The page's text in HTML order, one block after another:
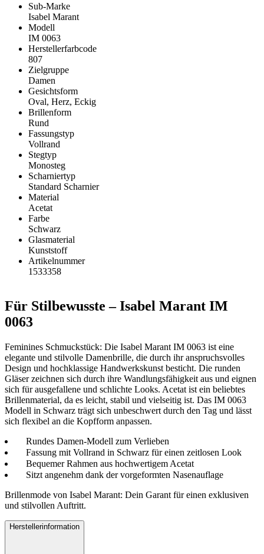
Sub-Marke
Isabel Marant
Modell
IM 0063
Herstellerfarbcode
807
Zielgruppe
Damen
Gesichtsform
Oval, Herz, Eckig
Brillenform
Rund
Fassungstyp
Vollrand
Stegtyp
Monosteg
Scharniertyp
Standard Scharnier
Material
Acetat
Farbe
Schwarz
Glasmaterial
Kunststoff
Artikelnummer
1533358
Für Stilbewusste – Isabel Marant IM
0063
Feminines Schmuckstück: Die Isabel Marant IM 0063 ist eine
elegante und stilvolle Damenbrille, die durch ihr anspruchsvolles
Design und hochklassige Handwerkskunst besticht. Die runden
Gläser zeichnen sich durch ihre Wandlungsfähigkeit aus und eignen
sich für ausgefallene und schlichte Looks. Acetat ist ein beliebtes
Brillenmaterial, da es leicht, stabil und vielseitig ist. Das IM 0063
Modell in Schwarz trägt sich unbeschwert durch den Tag und lässt
sich flexibel an die Kopfform anpassen.
Rundes Damen-Modell zum Verlieben
Fassung mit Vollrand in Schwarz für einen zeitlosen Look
Bequemer Rahmen aus hochwertigem Acetat
Sitzt angenehm dank der vorgeformten Nasenauflage
Brillenmode von Isabel Marant: Dein Garant für einen exklusiven
und stilvollen Auftritt.
Herstellerinformation